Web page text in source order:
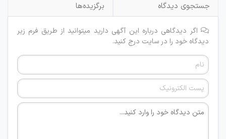
جستجوی دیدگاه
برگزیده‌ها
اگر دیدگاهی درباره این آگهی دارید میتوانید از طریق فرم زیر
دیدگاه خود را در سایت درج کنید.